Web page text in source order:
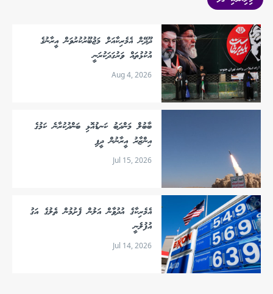
ދޫދޭން އެމެރިކާއަށް މަޖުބޫރުކުރުވަން އީރާނުގެ
އުކުޅުތައް ވަރުގަދަކުރަނީ
Aug 4, 2026
ބާބުލް މަންދަބު ކަނޑުއޮޅި ބަންދުކުރާނެ ކަމުގެ
އިންޒާރު އީރާނުން ދީފި
Jul 15, 2026
އެމެރިކާގެ އުދުވާން އަލުން ފެށުމުން ތެލުގެ އަގު
އުފުލެނީ
Jul 14, 2026